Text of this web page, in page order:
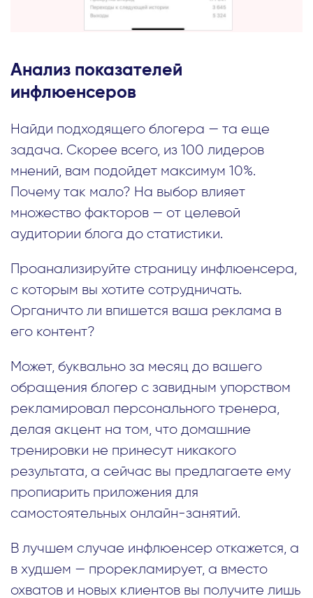
Анализ показателей
инфлюенсеров
Найди подходящего блогера — та еще
задача. Скорее всего, из 100 лидеров
мнений, вам подойдет максимум 10%.
Почему так мало? На выбор влияет
множество факторов — от целевой
аудитории блога до статистики.
Проанализируйте страницу инфлюенсера,
с которым вы хотите сотрудничать.
Органичто ли впишется ваша реклама в
его контент?
Может, буквально за месяц до вашего
обращения блогер с завидным упорством
рекламировал персонального тренера,
делая акцент на том, что домашние
тренировки не принесут никакого
результата, а сейчас вы предлагаете ему
пропиарить приложения для
самостоятельных онлайн-занятий.
В лучшем случае инфлюенсер откажется, а
в худшем — прорекламирует, а вместо
охватов и новых клиентов вы получите лишь